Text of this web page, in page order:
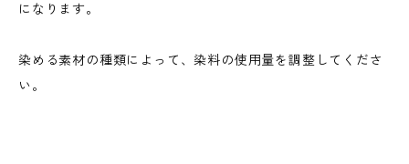
になります。
染める素材の種類によって、染料の使用量を調整してくださ
い。